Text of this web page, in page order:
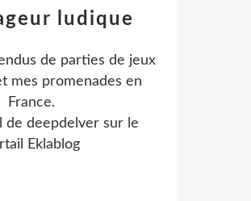
ludique
de parties de jeux
mes promenades en
France.
de deepdelver sur le
Eklablog